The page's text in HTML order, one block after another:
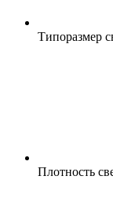
Типоразмер
Плотность